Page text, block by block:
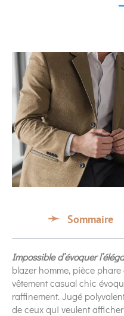
Sommaire
Impossible d’évoquer
blazer homme, pièce
vêtement casual chic
raffinement. Jugé
de ceux qui veulent